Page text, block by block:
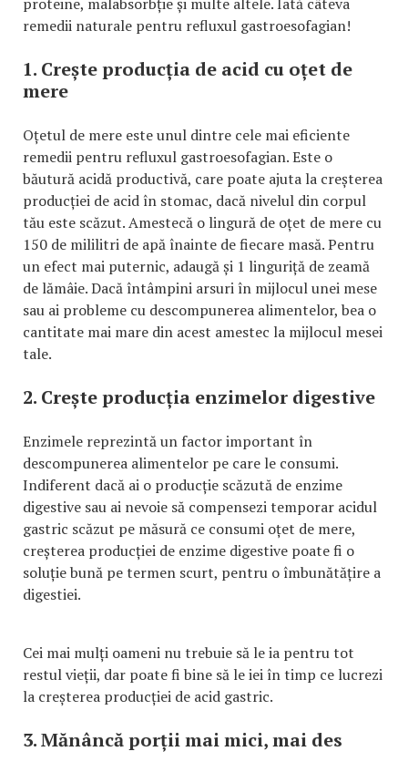
remedii naturale pentru refluxul gastroesofagian!
1. Crește producția de acid cu oțet de
mere
Oțetul de mere este unul dintre cele mai eficiente
remedii pentru refluxul gastroesofagian. Este o
băutură acidă productivă, care poate ajuta la creșterea
producției de acid în stomac, dacă nivelul din corpul
tău este scăzut. Amestecă o lingură de oțet de mere cu
150 de mililitri de apă înainte de fiecare masă. Pentru
un efect mai puternic, adaugă și 1 linguriță de zeamă
de lămâie. Dacă întâmpini arsuri în mijlocul unei mese
sau ai probleme cu descompunerea alimentelor, bea o
cantitate mai mare din acest amestec la mijlocul mesei
tale.
2. Crește producția enzimelor digestive
Enzimele reprezintă un factor important în
descompunerea alimentelor pe care le consumi.
Indiferent dacă ai o producție scăzută de enzime
digestive sau ai nevoie să compensezi temporar acidul
gastric scăzut pe măsură ce consumi oțet de mere,
creșterea producției de enzime digestive poate fi o
soluție bună pe termen scurt, pentru o îmbunătățire a
digestiei.
Cei mai mulți oameni nu trebuie să le ia pentru tot
restul vieții, dar poate fi bine să le iei în timp ce lucrezi
la creșterea producției de acid gastric.
3. Mănâncă porții mai mici, mai des